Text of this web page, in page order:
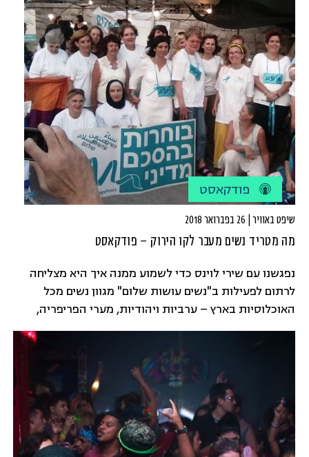
פודקאסט
שיפט באוויר | 26 בפברואר 2018
מה מטריד נשים מעבר לקו הירוק – פודקאסט
נפגשנו עם שירי לוינס כדי לשמוע ממנה איך היא מצליחה
לרתום לפעילות ב"נשים עושות שלום" מגוון נשים מכל
האוכלוסיות בארץ – ערביות ויהודיות, מערי הפריפריה,
מהתנחלויות, חילוניות ודתיות, ודוברות רוסית.